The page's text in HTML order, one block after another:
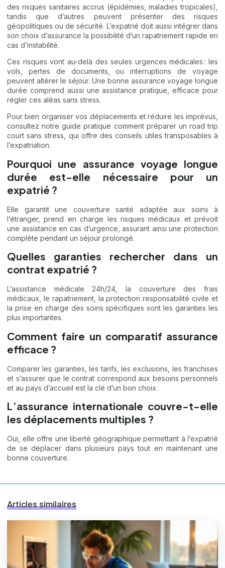
des risques sanitaires accrus (épidémies, maladies tropicales),
tandis que d’autres peuvent présenter des risques
géopolitiques ou de sécurité. L’expatrié doit aussi intégrer dans
son choix d’assurance la possibilité d’un rapatriement rapide en
cas d’instabilité.
Ces risques vont au-delà des seules urgences médicales : les
vols, pertes de documents, ou interruptions de voyage
peuvent altérer le séjour. Une bonne assurance voyage longue
durée comprend aussi une assistance pratique, efficace pour
régler ces aléas sans stress.
Pour bien organiser vos déplacements et réduire les imprévus,
consultez notre guide pratique comment préparer un road trip
court sans stress , qui offre des conseils utiles transposables à
l’expatriation.
Pourquoi une assurance voyage longue
durée est-elle nécessaire pour un
expatrié ?
Elle garantit une couverture santé adaptée aux soins à
l’étranger, prend en charge les risques médicaux et prévoit
une assistance en cas d’urgence, assurant ainsi une protection
complète pendant un séjour prolongé.
Quelles garanties rechercher dans un
contrat expatrié ?
L’assistance médicale 24h/24, la couverture des frais
médicaux, le rapatriement, la protection responsabilité civile et
la prise en charge des soins spécifiques sont les garanties les
plus importantes.
Comment faire un comparatif assurance
efficace ?
Comparer les garanties, les tarifs, les exclusions, les franchises
et s’assurer que le contrat correspond aux besoins personnels
et au pays d’accueil est la clé d’un bon choix.
L’assurance internationale couvre-t-elle
les déplacements multiples ?
Oui, elle offre une liberté géographique permettant à l’expatrié
de se déplacer dans plusieurs pays tout en maintenant une
bonne couverture.
Articles similaires